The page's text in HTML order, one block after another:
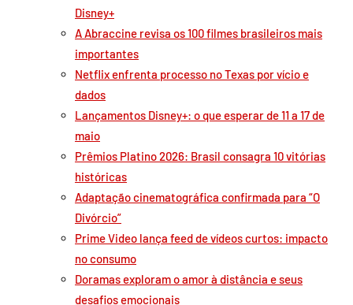
Disney+
A Abraccine revisa os 100 filmes brasileiros mais
importantes
Netflix enfrenta processo no Texas por vício e
dados
Lançamentos Disney+: o que esperar de 11 a 17 de
maio
Prêmios Platino 2026: Brasil consagra 10 vitórias
históricas
Adaptação cinematográfica confirmada para “O
Divórcio”
Prime Video lança feed de vídeos curtos: impacto
no consumo
Doramas exploram o amor à distância e seus
desafios emocionais